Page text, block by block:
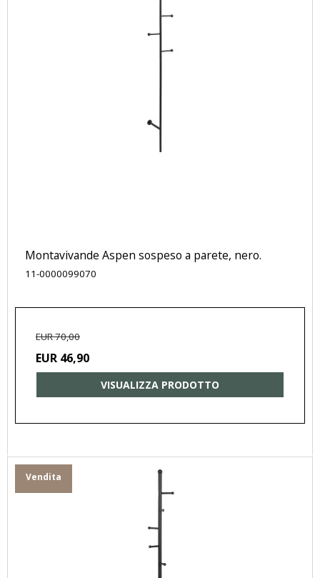
Montavivande Aspen sospeso a parete, nero.
11-0000099070
EUR 70,00
EUR 46,90
VISUALIZZA PRODOTTO
Vendita